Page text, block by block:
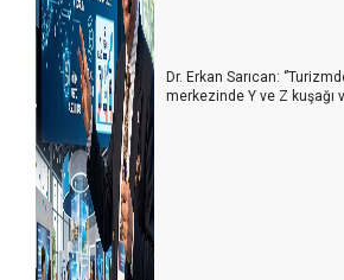
1 Milyon turist nerede?
Turist sayısı arttıkça kazalar da artıyor
Doldur boşalt turizmi
THY'de neler oluyor?
Tur otobüsleri kazaları artmaya başladı
Kastamonu'ya yolumuz düştü
Dr. Erkan Sarıcan:
merkezinde Y ve Z kuşağı